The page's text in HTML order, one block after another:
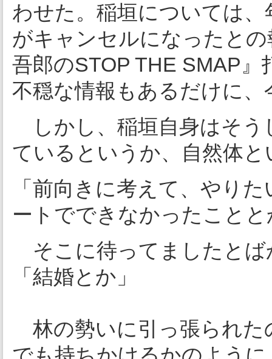
わせた。稲垣については
がキャンセルになったと
吾郎のSTOP THE SMAP
不穏な情報もあるだけに
しかし、稲垣自身はそう
ているというか、自然体
「前向きに考えて、やり
ートでできなかったこと
そこに待ってましたとば
「結婚とか」
林の勢いに引っ張られた